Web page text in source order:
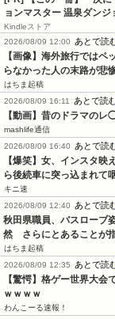
ョンマスター 温泉ダンジ
Kindleストア
2026/08/09 12:00
あとで読
【画像】海外旅行では
らなかった人の末路が悲
はちま起稿
2026/08/09 16:11
あとで読
【動画】昔のドラマの
mashlife通信
2026/08/09 16:40
あとで読
【爆笑】女、インスタ
ら後続車に突っ込まれて
キニ速
2026/08/09 12:40
あとで読
秋田県職員、バスローブ
然　さらにとあることが
はちま起稿
2026/08/09 12:35
あとで読
【驚愕】格ゲー世界大
ｗｗｗｗ
わんこーる速報！